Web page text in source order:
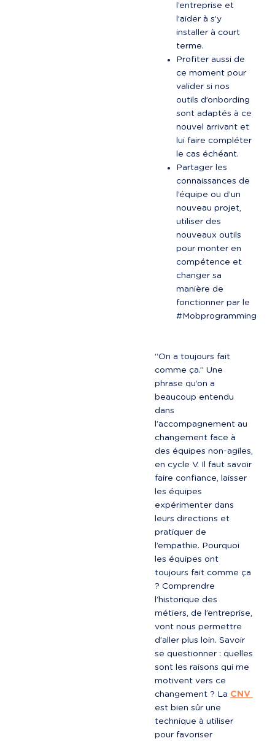
l’entreprise et
l’aider à s’y
installer à court
terme.
Profiter aussi de
ce moment pour
valider si nos
outils d’onbording
sont adaptés à ce
nouvel arrivant et
lui faire compléter
le cas échéant.
Partager les
connaissances de
l’équipe ou d’un
nouveau projet,
utiliser des
nouveaux outils
pour monter en
compétence et
changer sa
manière de
fonctionner par le
#Mobprogramming
“On a toujours fait
comme ça.” Une
phrase qu’on a
beaucoup entendu
dans
l’accompagnement au
changement face à
des équipes non-agiles,
en cycle V. Il faut savoir
faire confiance, laisser
les équipes
expérimenter dans
leurs directions et
pratiquer de
l’empathie. Pourquoi
les équipes ont
toujours fait comme ça
? Comprendre
l’historique des
métiers, de l’entreprise,
vont nous permettre
d’aller plus loin. Savoir
se questionner : quelles
sont les raisons qui me
motivent vers ce
changement ? La CNV
est bien sûr une
technique à utiliser
pour favoriser